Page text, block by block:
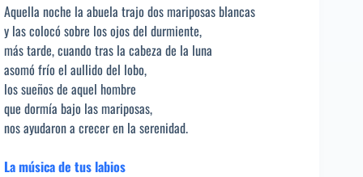
Aquella noche la abuela trajo dos mariposas blancas
y las colocó sobre los ojos del durmiente,
más tarde, cuando tras la cabeza de la luna
asomó frío el aullido del lobo,
los sueños de aquel hombre
que dormía bajo las mariposas,
nos ayudaron a crecer en la serenidad.
La música de tus labios